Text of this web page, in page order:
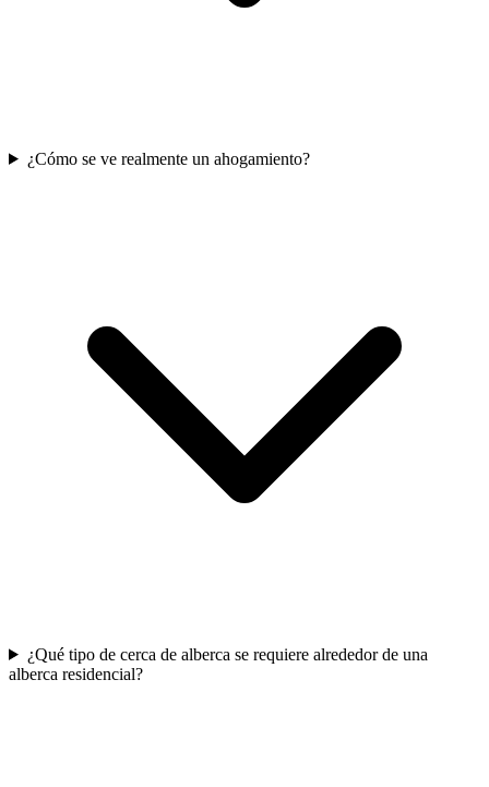
¿Cómo se ve realmente un ahogamiento?
¿Qué tipo de cerca de alberca se requiere alrededor de una
alberca residencial?